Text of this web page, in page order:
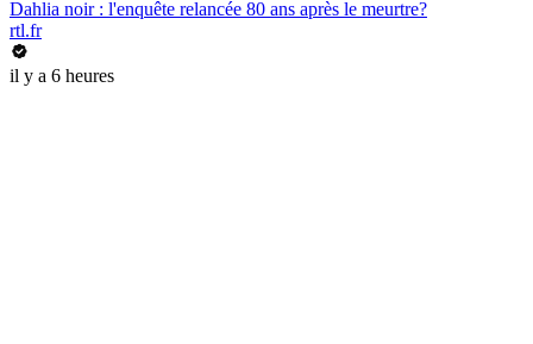
Dahlia noir : l'enquête relancée 80 ans après le meurtre?
rtl.fr
il y a 6 heures